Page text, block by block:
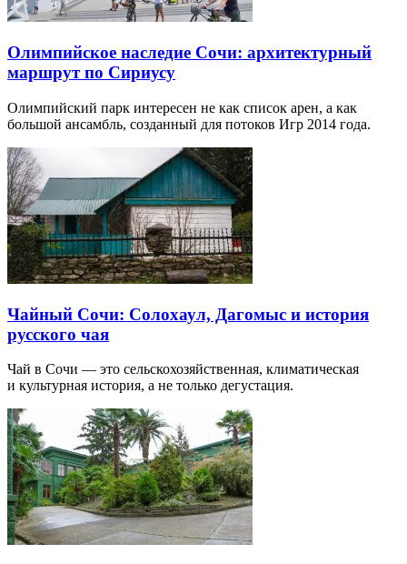
Олимпийское наследие Сочи: архитектурный
маршрут по Сириусу
Олимпийский парк интересен не как список арен, а как
большой ансамбль, созданный для потоков Игр 2014 года.
Чайный Сочи: Солохаул, Дагомыс и история
русского чая
Чай в Сочи — это сельскохозяйственная, климатическая
и культурная история, а не только дегустация.